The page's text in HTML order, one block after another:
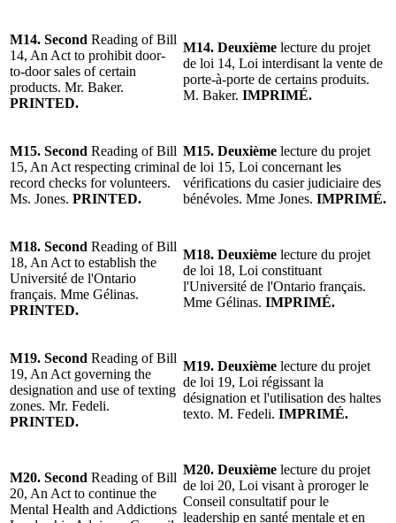
M14. Second Reading of Bill
14, An Act to prohibit door-
to-door sales of certain
products. Mr. Baker.
PRINTED.
M14. Deuxième lecture du projet
de loi 14, Loi interdisant la vente de
porte-à-porte de certains produits.
M. Baker. IMPRIMÉ.
M15. Second Reading of Bill
15, An Act respecting criminal
record checks for volunteers.
Ms. Jones. PRINTED.
M15. Deuxième lecture du projet
de loi 15, Loi concernant les
vérifications du casier judiciaire des
bénévoles. Mme Jones. IMPRIMÉ.
M18. Second Reading of Bill
18, An Act to establish the
Université de l'Ontario
français. Mme Gélinas.
PRINTED.
M18. Deuxième lecture du projet
de loi 18, Loi constituant
l'Université de l'Ontario français.
Mme Gélinas. IMPRIMÉ.
M19. Second Reading of Bill
19, An Act governing the
designation and use of texting
zones. Mr. Fedeli.
PRINTED.
M19. Deuxième lecture du projet
de loi 19, Loi régissant la
désignation et l'utilisation des haltes
texto. M. Fedeli. IMPRIMÉ.
M20. Second Reading of Bill
20, An Act to continue the
Mental Health and Addictions
M20. Deuxième lecture du projet
de loi 20, Loi visant à proroger le
Conseil consultatif pour le
leadership en santé mentale et en